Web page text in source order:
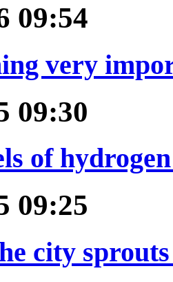
09:54
very
09:30
of
09:25
city